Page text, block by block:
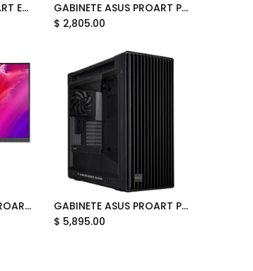
CASE SSD ASUS PROART ENCLOSURE PA40SU USB4 TIPO C 40GBPS NEGRO 90DD0330-BA8010 12M DE GARANTIA
Add to Cart
GABINETE ASUS PROART PA401 ATX EDICION MADERA PANEL TEMPLADO 90DC00M0-B38000 12M DE GARANTIA
$ 2,805.00
MONITOR 27 ASUS PROART PA27JCV 4MS 60HZ 5K IPS ADAPTIVE SYNC 90LM0AL1-B01KB2 12M DE GARANTIA
Add to Cart
GABINETE ASUS PROART PA602 E-ATX NEGRO CRISTAL TEMPLADO 90DC00J0-B08000 12M DE GARANTIA
$ 5,895.00